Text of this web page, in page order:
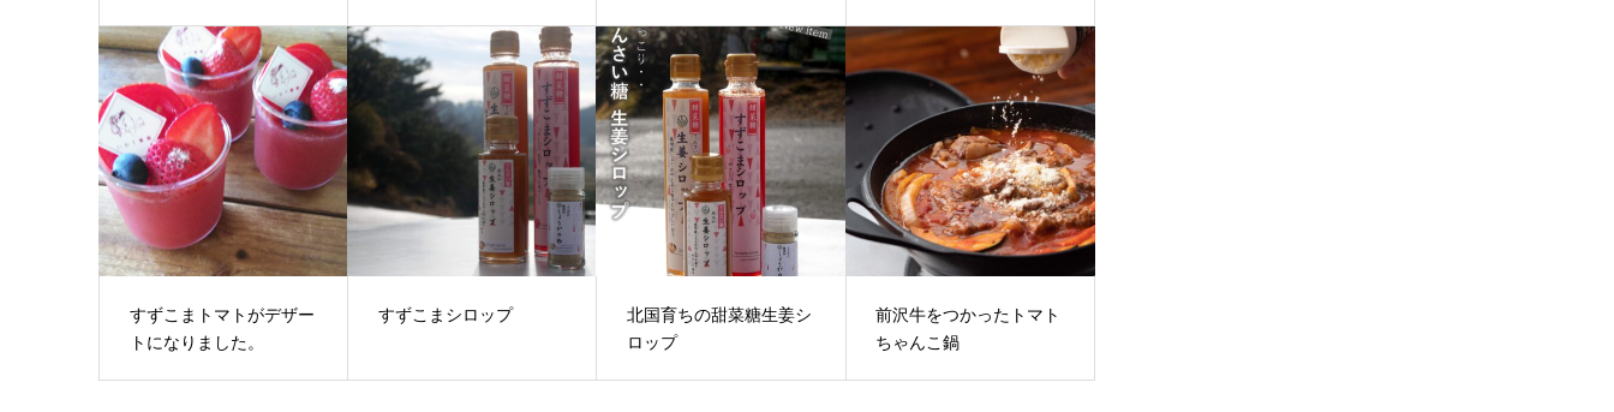
すずこまトマトがデザー
トになりました。
すずこまシロップ
北国育ちの甜菜糖生姜シ
ロップ
前沢牛をつかったトマト
ちゃんこ鍋